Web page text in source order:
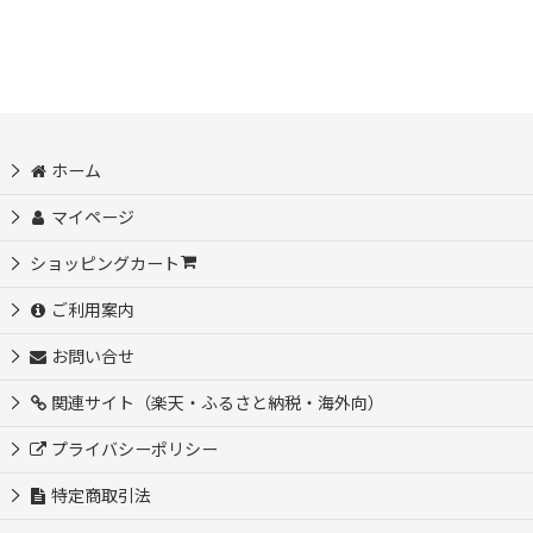
ホーム
マイページ
ショッピングカート
ご利用案内
お問い合せ
関連サイト（楽天・ふるさと納税・海外向）
プライバシーポリシー
特定商取引法